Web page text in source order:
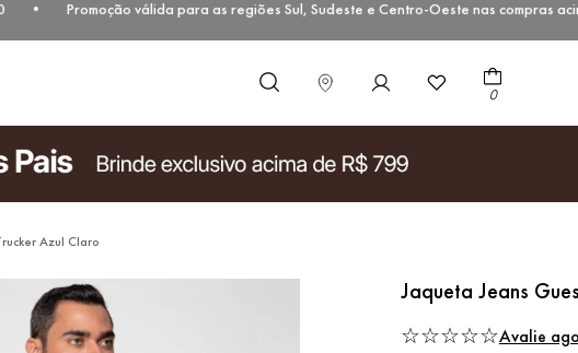
válida para as regiões Sul, Sudeste e Centro-Oeste nas
O que você procura?
0
Azul Claro
Jaqueta Jeans
☆☆☆☆☆Avalie